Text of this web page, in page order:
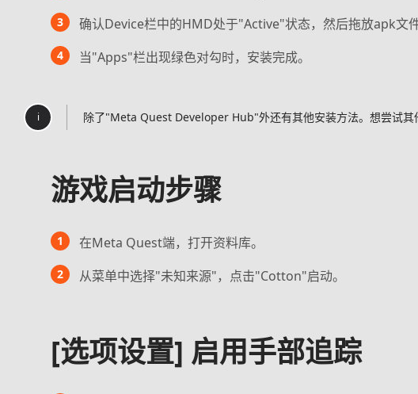
3 确认Device栏中的HMD处于"Active"状态，然后拖放apk文件
4 当"Apps"栏出现绿色对勾时，安装完成。
i 除了"Meta Quest Developer Hub"外还有其他安装方法。想尝试其
游戏启动步骤
1 在Meta Quest端，打开资料库。
2 从菜单中选择"未知来源"，点击"Cotton"启动。
[选项设置] 启用手部追踪